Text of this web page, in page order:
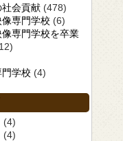
会貢献 (478)
専門学校 (6)
像専門学校を卒業
学校 (4)
(4)
(4)